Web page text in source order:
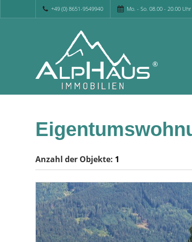
+49 (0) 8651-9549940 Mo. - So. 08.00 - 20.00 Uhr
Anzahl der Objekte: 1